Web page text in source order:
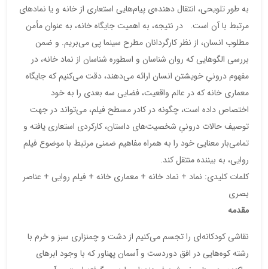
به طور تلویحی، انتقال دهنده‌ی پیام‌هایی استعاری از خانه و یا نمادهای
مرتبط با آن است. در نتیجه، به اهمیت جایگاه خانه، به عنوان مأمن
مطلوب انسان، از نظر کارگردانان مطرح سینما پی می‌بریم. و ضمن
بررسی الگوهایی که روان شناسان و اسطوره شناسان از نماد خانه، در
مفهوم درونیِ خویشتن انسان ارائه می‌دهند، دقت می‌کنیم که جایگاه
معماری خانه که در عالم واقعیت، فضایی سه بعدی را به خود
اختصاص داده است، چگونه در کادر مسطح فیلم، می‌تواند در جهت
توصیف حالات درونیِ شخصیت‌های داستان، کارکردی استعاری یافته و
تمامی‌بار معنایی خود را به همراه مفاهیم ضمنی مرتبط با موضوع فیلم
روایی، به بیننده منتقل کند.
کلمات کلیدی: نماد + نماد خانه + معماری خانه + فیلم روایی + عناصر
بصری
مقدمه
نقاشی کودکانه‌ای را تجسم می‌کنیم از دشت و چمنزاری سبز و خرم با
رشته کوه‌هایی در افق دوردست و آسمان پهناور که با وجود ابرهای